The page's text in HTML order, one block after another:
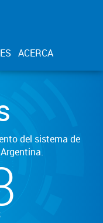
ACERCA
del sistema de